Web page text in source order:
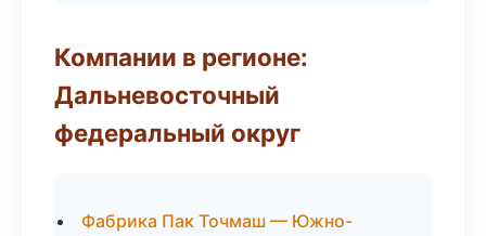
Компании в регионе:
Дальневосточный
федеральный округ
Фабрика Пак Точмаш — Южно-